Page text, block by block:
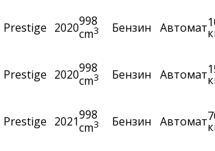
Prestige 2020998
cm3 Бензин Автомат
Prestige 2020998
cm3 Бензин Автомат
Prestige 2021998
cm3 Бензин Автомат